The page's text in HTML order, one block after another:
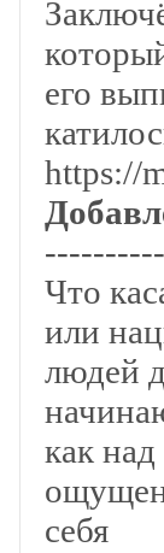
его
https://
Что
или
людей
как
себя